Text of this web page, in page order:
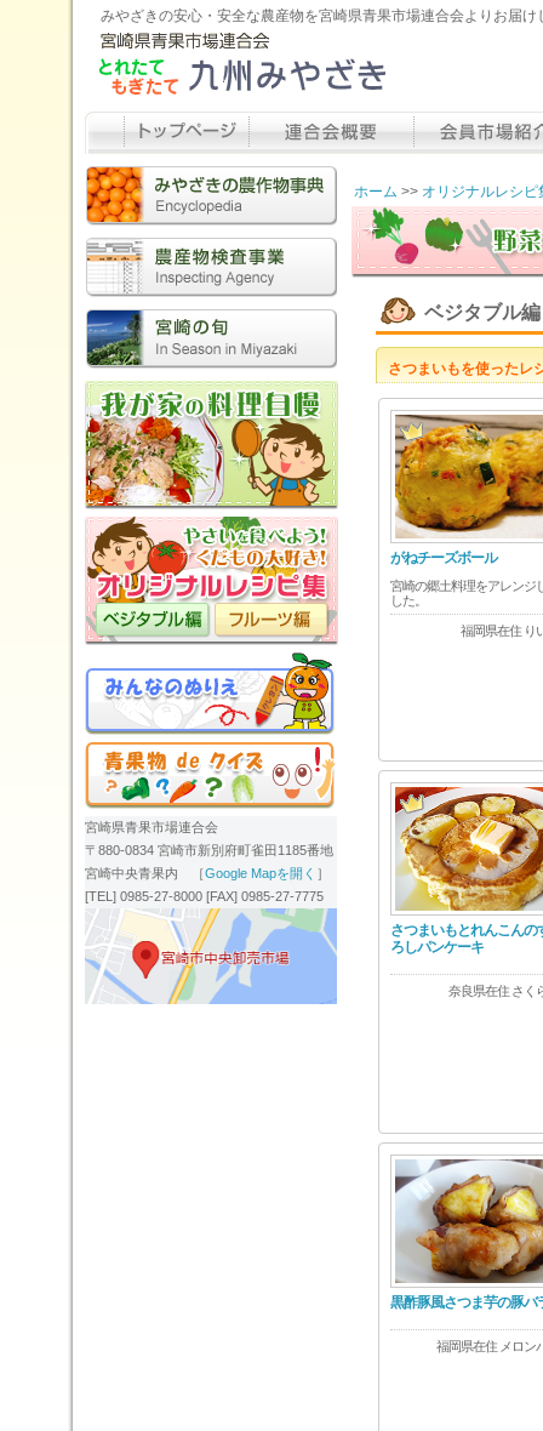
みやざきの安心・安全な農産物を宮崎県青果市場連合会よりお届け
ホーム >> オリジナルレシ
ベジタブル編
さつまいもを使ったレ
がねチーズボール
宮崎の郷土料理をアレンジ
した。
福岡県在住 り
さつまいもとれんこんの
ろしパンケーキ
奈良県在住 さく
黒酢豚風さつま芋の豚バ
福岡県在住 メロン
宮崎県青果市場連合会
〒880-0834 宮崎市新別府町雀田1185番地
宮崎中央青果内 ［Google Mapを開く ］
[TEL] 0985-27-8000 [FAX] 0985-27-7775